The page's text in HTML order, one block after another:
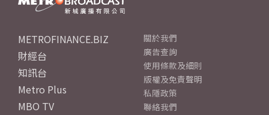
METROFINANCE.BIZ
財經台
知訊台
Metro Plus
MBO TV
關於我們
廣告查詢
使用條款及細則
版權及免責聲明
私隱政策
聯絡我們